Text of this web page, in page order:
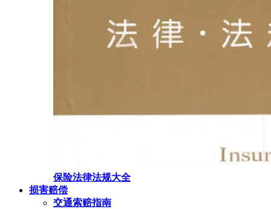
保险法律法规大全
损害赔偿
交通索赔指南